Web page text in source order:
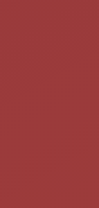
de l'application ;
» peut utiliser
removable
mais qu'elle